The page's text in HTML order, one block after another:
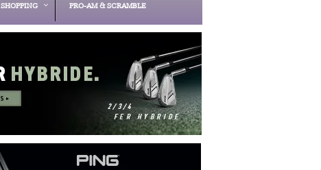
SHOPPING PRO-AM & SCRAMBLE